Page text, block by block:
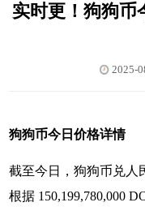
实时更！狗狗币
2025-
狗狗币今日价格详情
截至今日，狗狗币兑人
根据 150,199,780,000